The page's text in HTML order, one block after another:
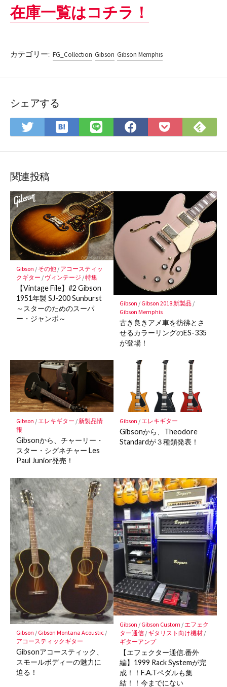
在庫一覧はコチラ！
カテゴリー: FG_Collection Gibson Gibson Memphis
シェアする
Twitter
で
ア
は
て
マ
ー
ク
に
保
存
LINE
で
Facebook
で
Pocket
に
で
関連投稿
Gibson / その他/ アコースティッ
クギター / ヴィンテージ /特集
【Vintage File】#2 Gibson
1951年製 SJ-200 Sunburst
～スターのためのスーパ
ー・ジャンボ～
Gibson / Gibson 2018 新製品/
Gibson Memphis
古き良きアメ車を彷彿とさ
せるカラーリングのES-335
が登場！
Gibson / エレキギター /新製品情
報
Gibsonから、チャーリー・
スター・シグネチャー Les
Paul Junior発売！
Gibson / エレキギター
Gibsonから、Theodore
Standardが３種類発表！
Gibson / Gibson Montana Acoustic/
アコースティックギター
Gibsonアコースティック、
スモールボディーの魅力に
迫る！
Gibson / Gibson Custom / エフェク
ター通信/ ギタリスト向け機材/
ギターアンプ
【エフェクター通信.番外
編】1999 Rack Systemが完
成！！F.A.Tペダルも集
結！！今までにない